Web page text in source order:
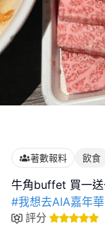
著數報料 飲食
#我想去AIA嘉年華
評分